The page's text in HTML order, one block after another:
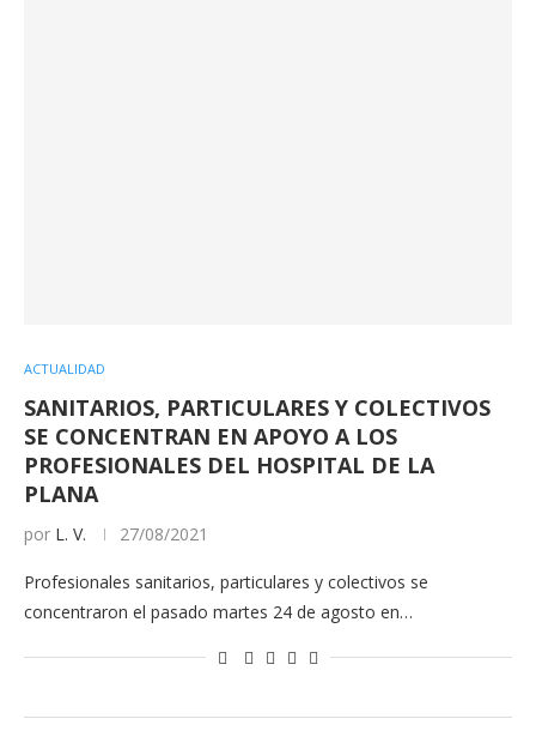
ACTUALIDAD
SANITARIOS, PARTICULARES Y COLECTIVOS
SE CONCENTRAN EN APOYO A LOS
PROFESIONALES DEL HOSPITAL DE LA
PLANA
por L. V. 27/08/2021
Profesionales sanitarios, particulares y colectivos se
concentraron el pasado martes 24 de agosto en…